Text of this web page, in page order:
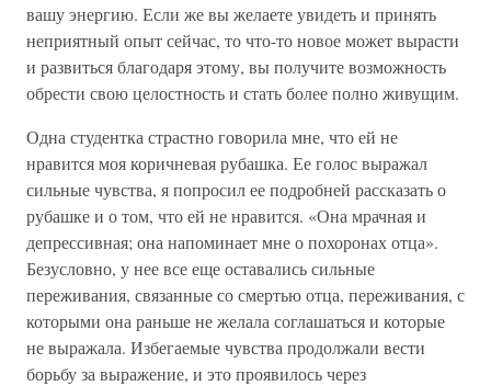
вашу энергию. Если же вы желаете увидеть и принять
неприятный опыт сейчас, то что-то новое может вырасти
и развиться благодаря этому, вы получите возможность
обрести свою целостность и стать более полно живущим.
Одна студентка страстно говорила мне, что ей не
нравится моя коричневая рубашка. Ее голос выражал
сильные чувства, я попросил ее подробней рассказать о
рубашке и о том, что ей не нравится. «Она мрачная и
депрессивная; она напоминает мне о похоронах отца».
Безусловно, у нее все еще оставались сильные
переживания, связанные со смертью отца, переживания, с
которыми она раньше не желала соглашаться и которые
не выражала. Избегаемые чувства продолжали вести
борьбу за выражение, и это проявилось через